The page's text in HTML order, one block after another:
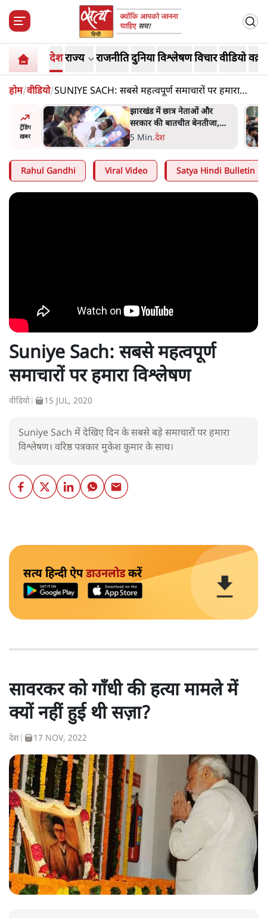
देशराज्य राजनीतिदुनियाविश्लेषणविचारवीडियो
होम/वीडियो/SUNIYE SACH: सबसे महत्वपूर्ण समाचारों पर हमारा
विश्लेषण
ट्रेंडिंग
ख़बर
राहुल गांधी के जेन ज़ी इवेंट 'छात्रों
की गूंज' को शर्तों के साथ मंज़ूरी
देना पड़ा
5 Min.देश
Rahul Gandhi Viral Video Satya Hindi Bulletin
Suniye Sach: सबसे महत्वपूर्ण
समाचारों पर हमारा विश्लेषण
वीडियो 15 JUL, 2020
Suniye Sach में देखिए दिन के सबसे बड़े समाचारों पर हमारा
विश्लेषण। वरिष्ठ पत्रकार मुकेश कुमार के साथ।
सत्य हिन्दी ऐपडाउनलोडकरें
सावरकर को गाँधी की हत्या मामले में
क्यों नहीं हुई थी सज़ा?
देश 17 NOV, 2022